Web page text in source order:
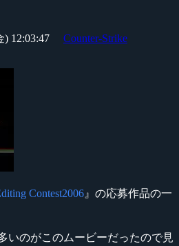
) 12:03:47 Counter-Strike
Contest2006 』の応募作品の一
いのがこのムービーだったので見